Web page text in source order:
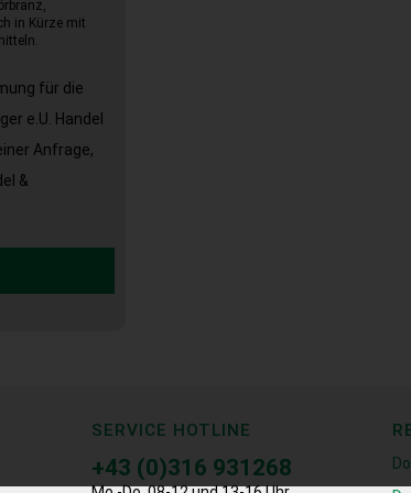
in Kürze mit
für die
e.U. Handel
Anfrage,
&
SERVICE HOTLINE
+43 (0)316 931268